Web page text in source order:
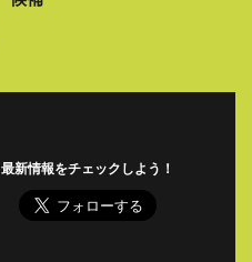
最新情報をチェックしよう！